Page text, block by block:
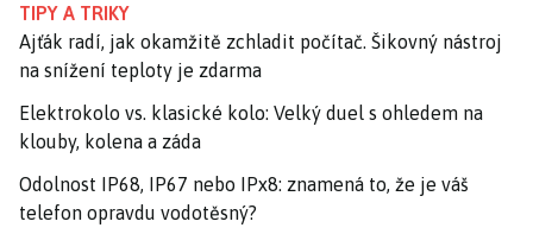
TIPY A TRIKY
Ajťák radí, jak okamžitě zchladit počítač. Šikovný nástroj
na snížení teploty je zdarma
Elektrokolo vs. klasické kolo: Velký duel s ohledem na
klouby, kolena a záda
Odolnost IP68, IP67 nebo IPx8: znamená to, že je váš
telefon opravdu vodotěsný?